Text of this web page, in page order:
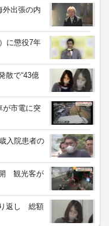
出張の内
に懲役7年
散で“43億
市電に突
入院患者の
開 観光客が
り返し 総額